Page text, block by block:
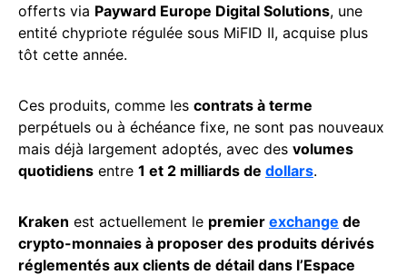
offerts via Payward Europe Digital Solutions, une
entité chypriote régulée sous MiFID II, acquise plus
tôt cette année.
Ces produits, comme les contrats à terme
perpétuels ou à échéance fixe, ne sont pas nouveaux
mais déjà largement adoptés, avec des volumes
quotidiens entre 1 et 2 milliards de dollars.
Kraken est actuellement le premier exchange de
crypto-monnaies à proposer des produits dérivés
réglementés aux clients de détail dans l’Espace